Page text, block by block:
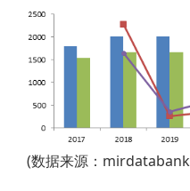
(数据来源：